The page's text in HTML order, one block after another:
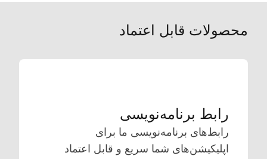
محصولات قابل اعتماد
رابط برنامه‌نویسی
رابط‌های برنامه‌نویسی ما برای
اپلیکیشن‌های شما سریع و قابل اعتماد